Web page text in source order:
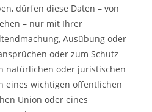
dürfen diese Daten – von
– nur mit Ihrer
Ausübung oder
oder zum Schutz
natürlichen oder juristischen
eines wichtigen öffentlichen
Union oder eines